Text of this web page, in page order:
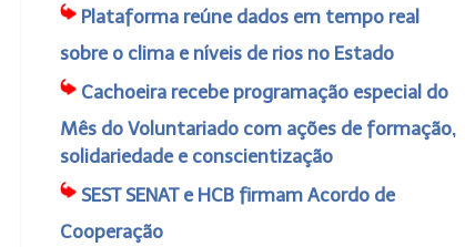
Plataforma reúne dados em tempo real
sobre o clima e níveis de rios no Estado
Cachoeira recebe programação especial do
Mês do Voluntariado com ações de formação,
solidariedade e conscientização
SEST SENAT e HCB firmam Acordo de
Cooperação